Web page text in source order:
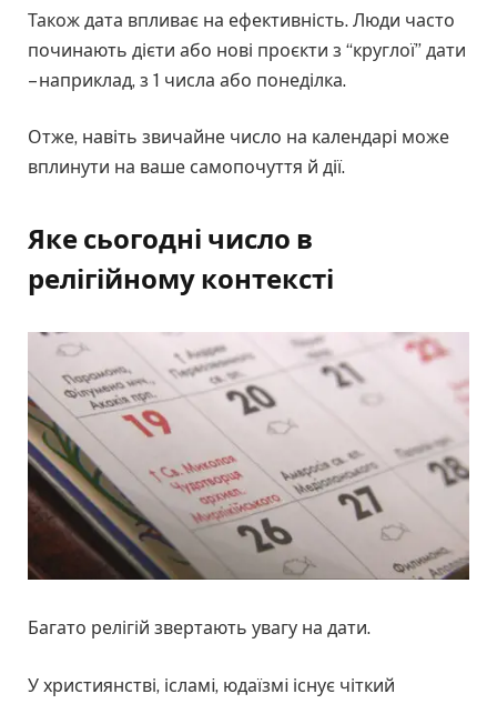
Також дата впливає на ефективність. Люди часто
починають дієти або нові проєкти з “круглої” дати
– наприклад, з 1 числа або понеділка.
Отже, навіть звичайне число на календарі може
вплинути на ваше самопочуття й дії.
Яке сьогодні число в
релігійному контексті
Багато релігій звертають увагу на дати.
У християнстві, ісламi, юдаїзмi існує чіткий